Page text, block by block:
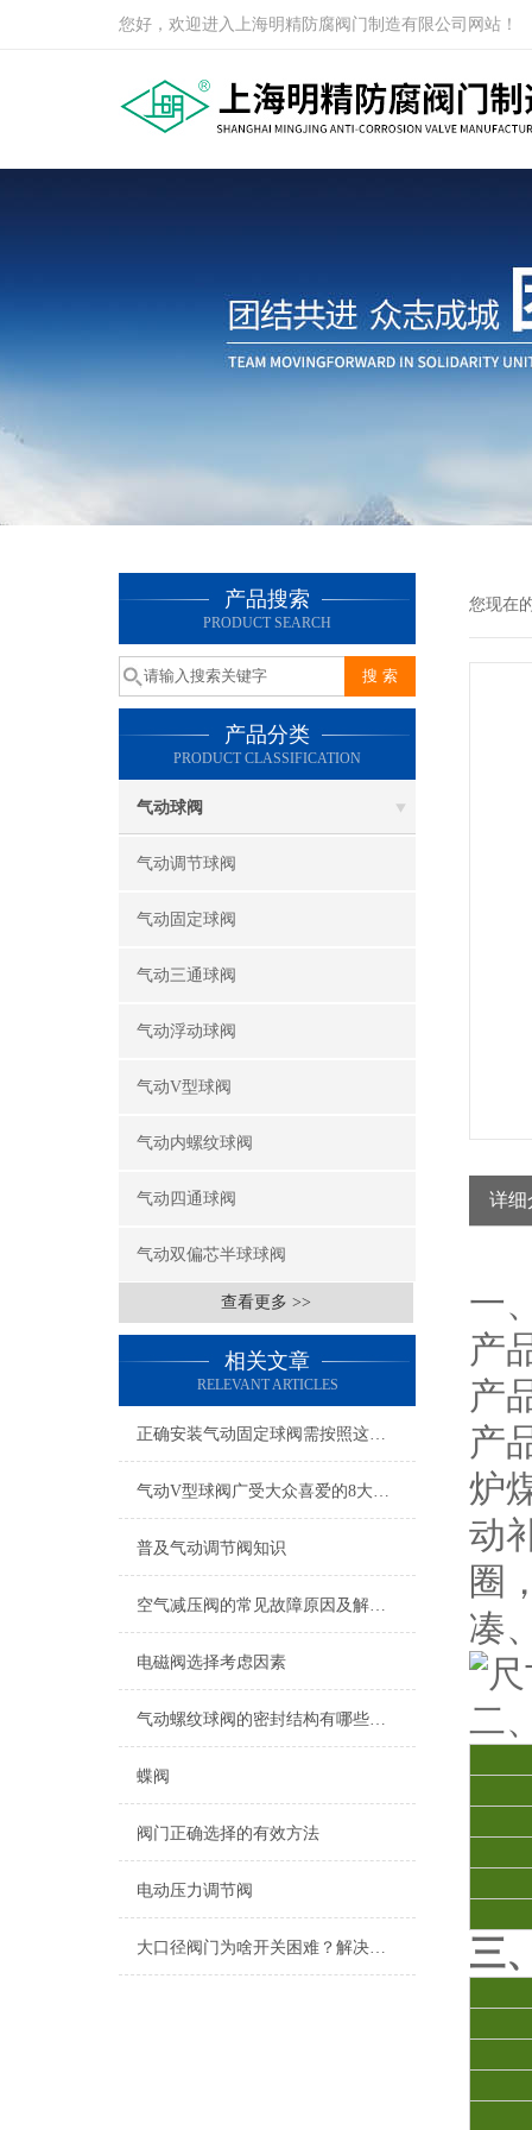
您好，欢迎进入上海明精防腐阀门制造有限公司网站！
产品搜索
PRODUCT SEARCH
产品分类
PRODUCT CLASSIFICATION
气动球阀
气动调节球阀
气动固定球阀
气动三通球阀
气动浮动球阀
气动V型球阀
气动内螺纹球阀
气动四通球阀
气动双偏芯半球球阀
查看更多 >>
相关文章
RELEVANT ARTICLES
正确安装气动固定球阀需按照这几点进行
气动V型球阀广受大众喜爱的8大优势分析
普及气动调节阀知识
空气减压阀的常见故障原因及解决办法
电磁阀选择考虑因素
气动螺纹球阀的密封结构有哪些类型？
蝶阀
阀门正确选择的有效方法
电动压力调节阀
大口径阀门为啥开关困难？解决方法是啥？
您现在
详细
一
产
产
产
炉
动
圈
凑
二
三